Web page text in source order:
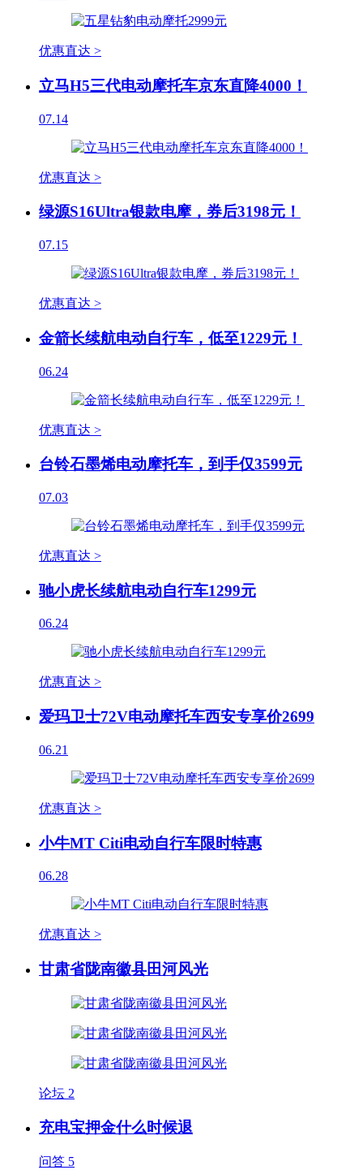
优惠直达 >
立马H5三代电动摩托车京东直降4000！
07.14
优惠直达 >
绿源S16Ultra银款电摩，券后3198元！
07.15
优惠直达 >
金箭长续航电动自行车，低至1229元！
06.24
优惠直达 >
台铃石墨烯电动摩托车，到手仅3599元
07.03
优惠直达 >
驰小虎长续航电动自行车1299元
06.24
优惠直达 >
爱玛卫士72V电动摩托车西安专享价2699
06.21
优惠直达 >
小牛MT Citi电动自行车限时特惠
06.28
优惠直达 >
甘肃省陇南徽县田河风光
论坛 2
充电宝押金什么时候退
问答 5